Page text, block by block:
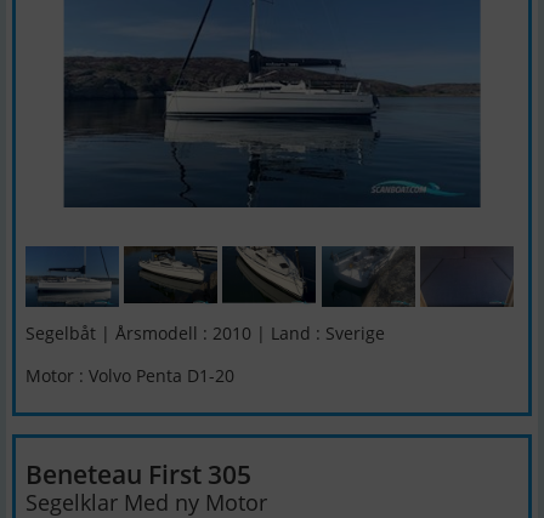
Segelbåt | Årsmodell : 2010 | Land : Sverige
Motor : Volvo Penta D1-20
Beneteau First 305
Segelklar Med ny Motor